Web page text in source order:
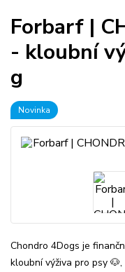
Forbarf |
- kloubní
g
Novinka
Chondro 4Dogs je
kloubní výživa pro psy